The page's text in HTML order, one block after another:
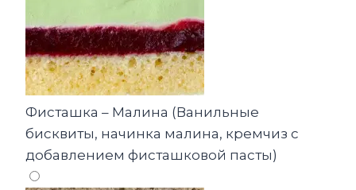
Фисташка – Малина (Ванильные
бисквиты, начинка малина, кремчиз с
добавлением фисташковой пасты)